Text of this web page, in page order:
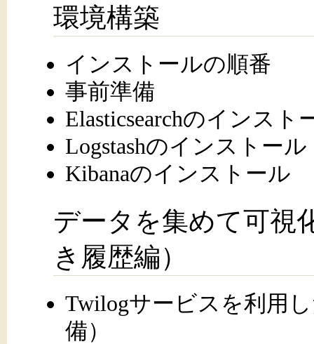
環境構築
インストールの順番
事前準備
Elasticsearchのインスト
Logstashのインストール
Kibanaのインストール
データを集めて可視
き履歴編）
Twilogサービスを利用
備）